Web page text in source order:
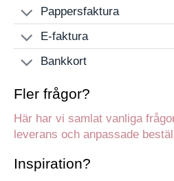
Pappersfaktura
E-faktura
Bankkort
Fler frågor?
Här har vi samlat vanliga
leverans och anpassade
Inspiration?